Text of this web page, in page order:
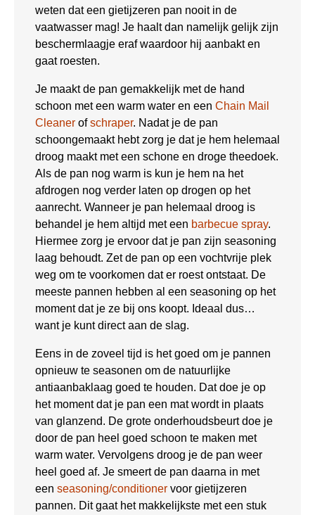
weten dat een gietijzeren pan nooit in de
vaatwasser mag! Je haalt dan namelijk gelijk zijn
beschermlaagje eraf waardoor hij aanbakt en
gaat roesten.
Je maakt de pan gemakkelijk met de hand
schoon met een warm water en een Chain Mail
Cleaner ofschraper. Nadat je de pan
schoongemaakt hebt zorg je dat je hem helemaal
droog maakt met een schone en droge theedoek.
Als de pan nog warm is kun je hem na het
afdrogen nog verder laten op drogen op het
aanrecht. Wanneer je pan helemaal droog is
behandel je hem altijd met een barbecue spray.
Hiermee zorg je ervoor dat je pan zijn seasoning
laag behoudt. Zet de pan op een vochtvrije plek
weg om te voorkomen dat er roest ontstaat. De
meeste pannen hebben al een seasoning op het
moment dat je ze bij ons koopt. Ideaal dus…
want je kunt direct aan de slag.
Eens in de zoveel tijd is het goed om je pannen
opnieuw te seasonen om de natuurlijke
antiaanbaklaag goed te houden. Dat doe je op
het moment dat je pan een mat wordt in plaats
van glanzend. De grote onderhoudsbeurt doe je
door de pan heel goed schoon te maken met
warm water. Vervolgens droog je de pan weer
heel goed af. Je smeert de pan daarna in met
een seasoning/conditioner voor gietijzeren
pannen. Dit gaat het makkelijkste met een stuk